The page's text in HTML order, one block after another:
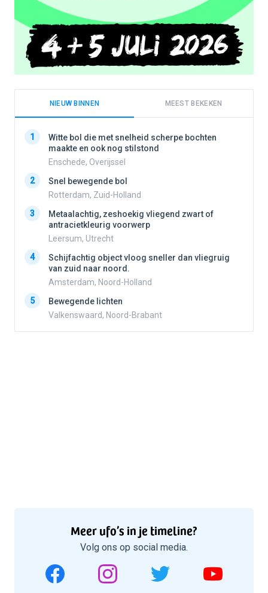
NIEUW BINNEN MEEST BEKEKEN
1
Witte bol die met snelheid scherpe bochten
maakte en ook nog stilstond
Enschede, Overijssel
2
Snel bewegende bol
Rotterdam, Zuid-Holland
3
Metaalachtig, zeshoekig vliegend zwart of
antracietkleurig voorwerp
Leersum, Utrecht
4
Schijfachtig object vloog sneller dan vliegruig
van zuid naar noord.
Amsterdam, Noord-Holland
5
Bewegende lichten
Valkenswaard, Noord-Brabant
Meer ufo’s in je timeline?
Volg ons op social media.